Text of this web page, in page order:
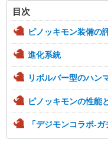
目次
ピノッキモン装備の
進化系統
リボルバー型のハン
ピノッキモンの性能
「デジモンコラボ-